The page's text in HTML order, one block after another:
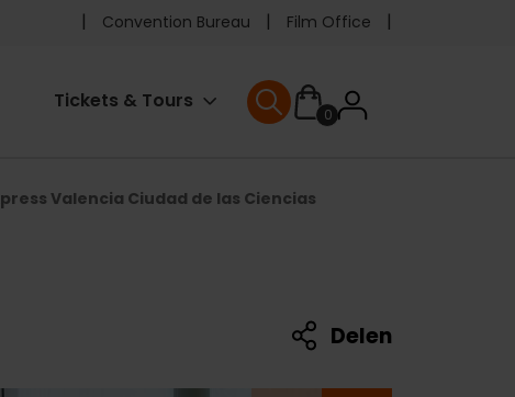
Pre
header
Convention Bureau Film Office
Tickets & Tours
0User
User menu
Valencia Ciudad de las Ciencias
Delen